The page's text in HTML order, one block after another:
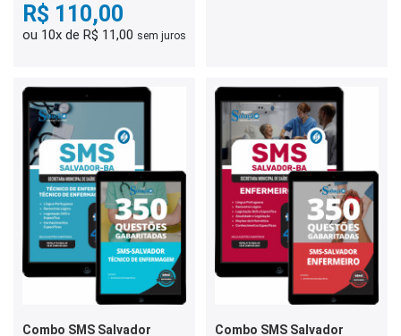
R$ 110,00
ou 10x de R$ 11,00 sem juros
Combo SMS Salvador Combo SMS Salvador